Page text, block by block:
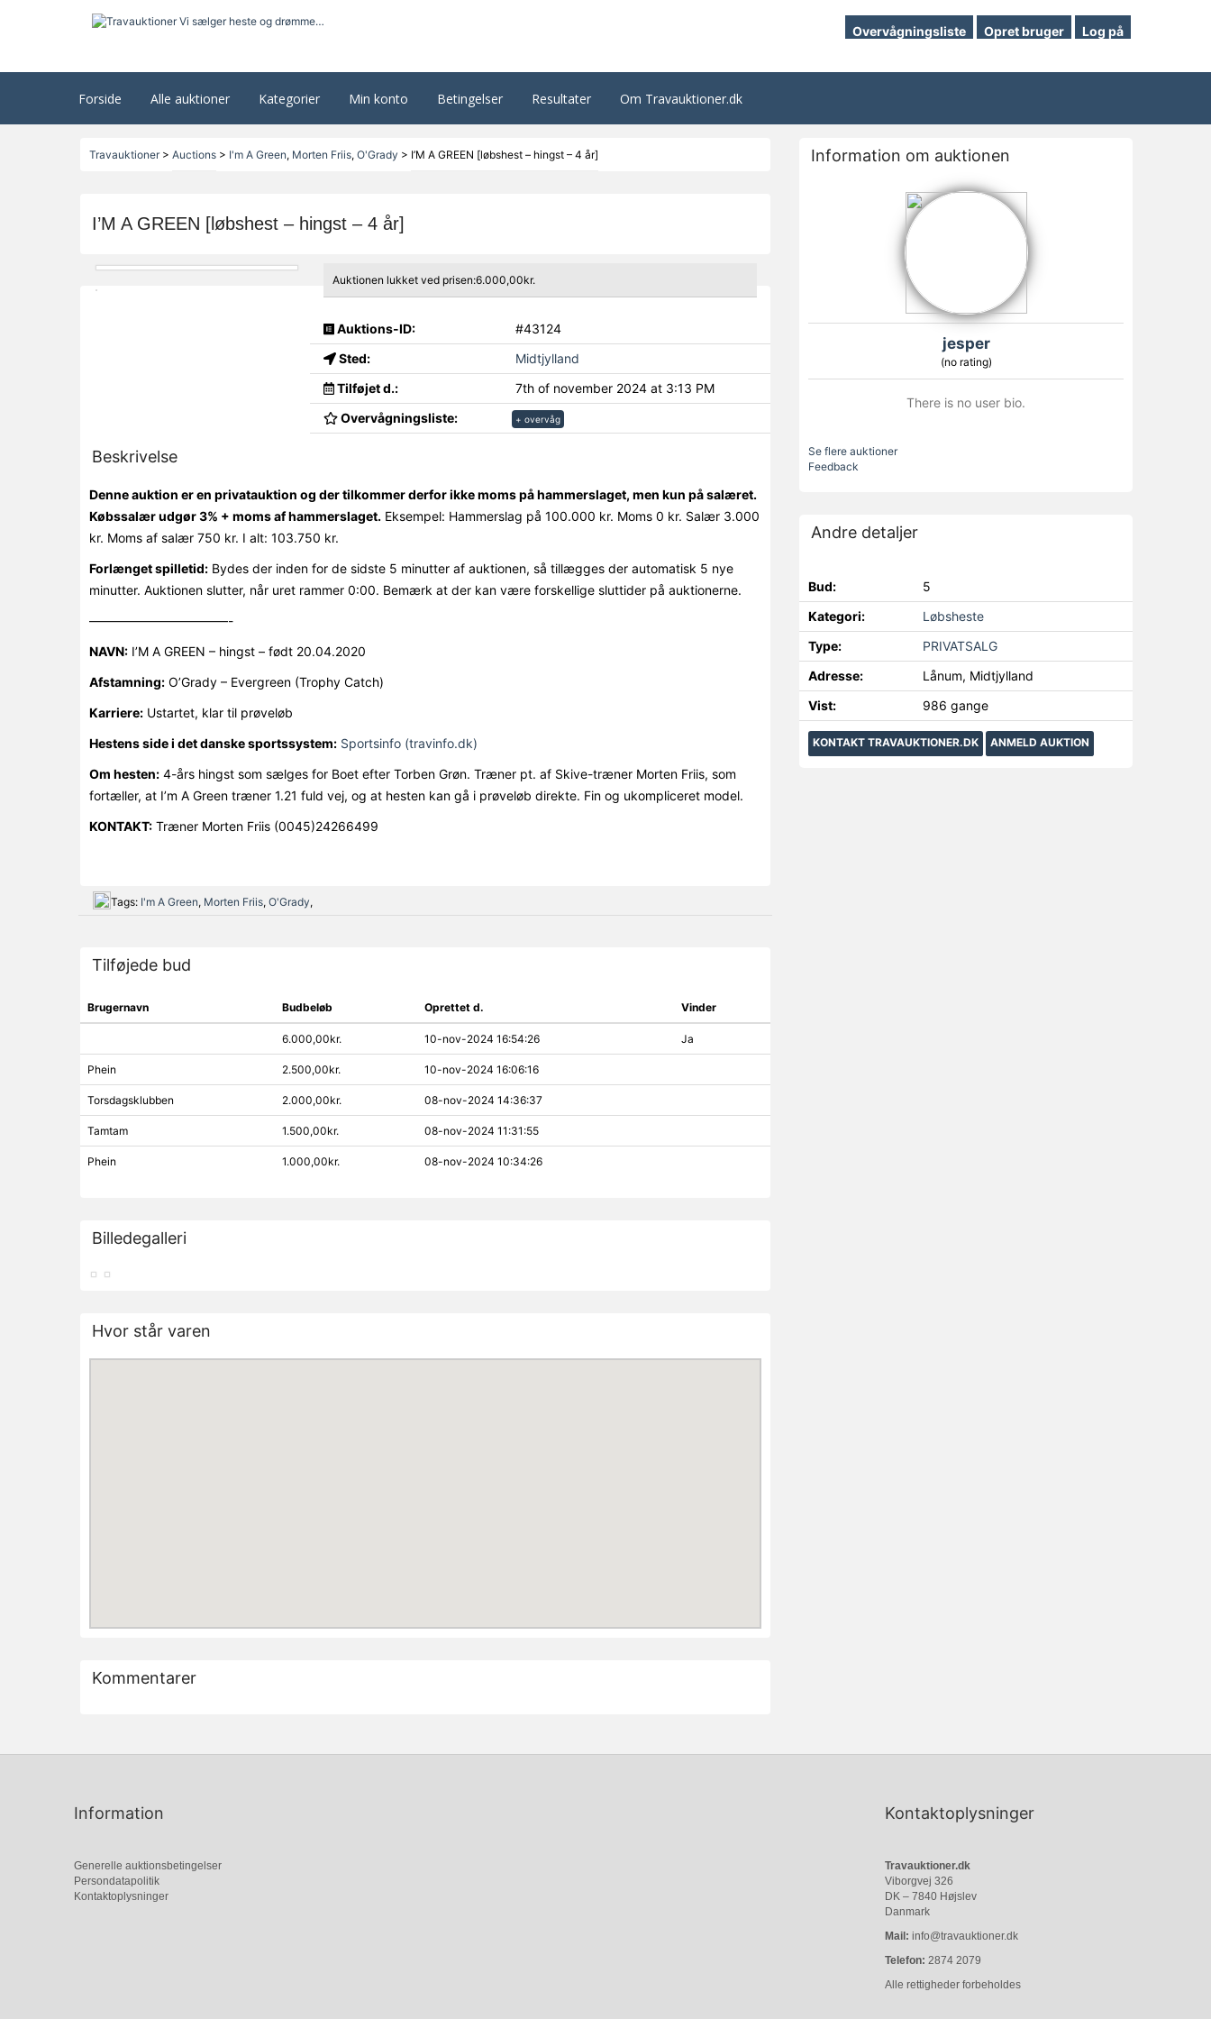
Overvågningsliste Opret bruger Log på
Forside Alle auktioner Kategorier Min konto Betingelser Resultater Om Travauktioner.dk
Travauktioner> Auctions> I'm A Green, Morten Friis, O'Grady > I’M A GREEN [løbshest – hingst – 4 år]
I’M A GREEN [løbshest – hingst – 4 år]
Auktionen lukket ved prisen:6.000,00kr.
Auktions-ID:
#43124
Sted:
Midtjylland
Tilføjet d.:
7th of november 2024 at 3:13 PM
Overvågningsliste:
+ overvåg
Beskrivelse
Denne auktion er en privatauktion og der tilkommer derfor ikke moms på hammerslaget, men kun på salæret.
Købssalær udgør 3% + moms af hammerslaget.Eksempel: Hammerslag på 100.000 kr. Moms 0 kr. Salær 3.000
kr. Moms af salær 750 kr. I alt: 103.750 kr.
Forlænget spilletid:Bydes der inden for de sidste 5 minutter af auktionen, så tillægges der automatisk 5 nye
minutter. Auktionen slutter, når uret rammer 0:00. Bemærk at der kan være forskellige sluttider på auktionerne.
———————————-
NAVN:I’M A GREEN – hingst – født 20.04.2020
Afstamning:O’Grady – Evergreen (Trophy Catch)
Karriere:Ustartet, klar til prøveløb
Hestens side i det danske sportssystem: Sportsinfo (travinfo.dk)
Om hesten:4-års hingst som sælges for Boet efter Torben Grøn. Træner pt. af Skive-træner Morten Friis, som
fortæller, at I’m A Green træner 1.21 fuld vej, og at hesten kan gå i prøveløb direkte. Fin og ukompliceret model.
KONTAKT:Træner Morten Friis (0045)24266499
Tags: I'm A Green, Morten Friis, O'Grady,
Tilføjede bud
Brugernavn Budbeløb Oprettet d. Vinder
6.000,00kr. 10-nov-2024 16:54:26 Ja
Phein 2.500,00kr. 10-nov-2024 16:06:16
Torsdagsklubben 2.000,00kr. 08-nov-2024 14:36:37
Tamtam 1.500,00kr. 08-nov-2024 11:31:55
Phein 1.000,00kr. 08-nov-2024 10:34:26
Billedegalleri
Hvor står varen
Kommentarer
Information om auktionen
jesper
(no rating)
There is no user bio.
Se flere auktioner
Feedback
Andre detaljer
Bud:
5
Kategori:
Løbsheste
Type:
PRIVATSALG
Adresse:
Lånum, Midtjylland
Vist:
986 gange
KONTAKT TRAVAUKTIONER.DK ANMELD AUKTION
Information
Generelle auktionsbetingelser
Persondatapolitik
Kontaktoplysninger
Kontaktoplysninger
Travauktioner.dk
Viborgvej 326
DK – 7840 Højslev
Danmark
Mail: info@travauktioner.dk
Telefon: 2874 2079
Alle rettigheder forbeholdes